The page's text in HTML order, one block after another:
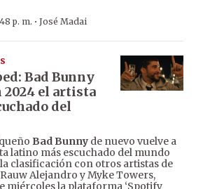
p. m. · José Madai
Bad Bunny
2024 el artista
del
Bad Bunny de nuevo vuelve a
latino más escuchado del mundo
clasificación con otros artistas de
Alejandro y Myke Towers,
miércoles la plataforma ‘Spotify